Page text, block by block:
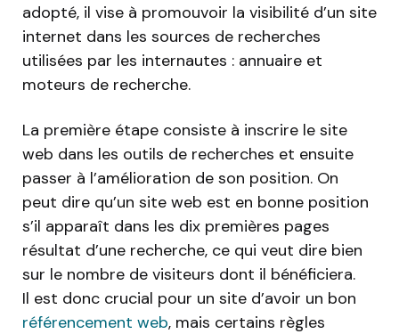
adopté, il vise à promouvoir la visibilité d’un site
internet dans les sources de recherches
utilisées par les internautes : annuaire et
moteurs de recherche.
La première étape consiste à inscrire le site
web dans les outils de recherches et ensuite
passer à l’amélioration de son position. On
peut dire qu’un site web est en bonne position
s’il apparaît dans les dix premières pages
résultat d’une recherche, ce qui veut dire bien
sur le nombre de visiteurs dont il bénéficiera.
Il est donc crucial pour un site d’avoir un bon
référencement web, mais certains règles